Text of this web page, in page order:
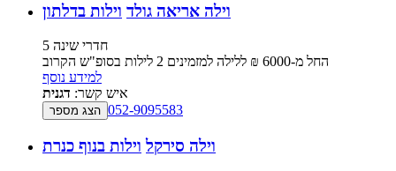
וילה אריאה גולד וילות בדלתון
5 חדרי שינה
החל מ-‏6000 ₪ ללילה למזמינים 2 לילות בסופ"ש הקרוב
למידע נוסף
איש קשר: דגנית
הצג מספר 052-9095583
וילה סירקל וילות בנוף כנרת